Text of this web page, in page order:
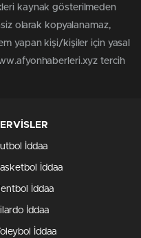
kaynak gösterilmeden
olarak kopyalanamaz,
yapan kişi/kişiler için yasal
tercih
İddaa
İddaa
İddaa
İddaa
İddaa